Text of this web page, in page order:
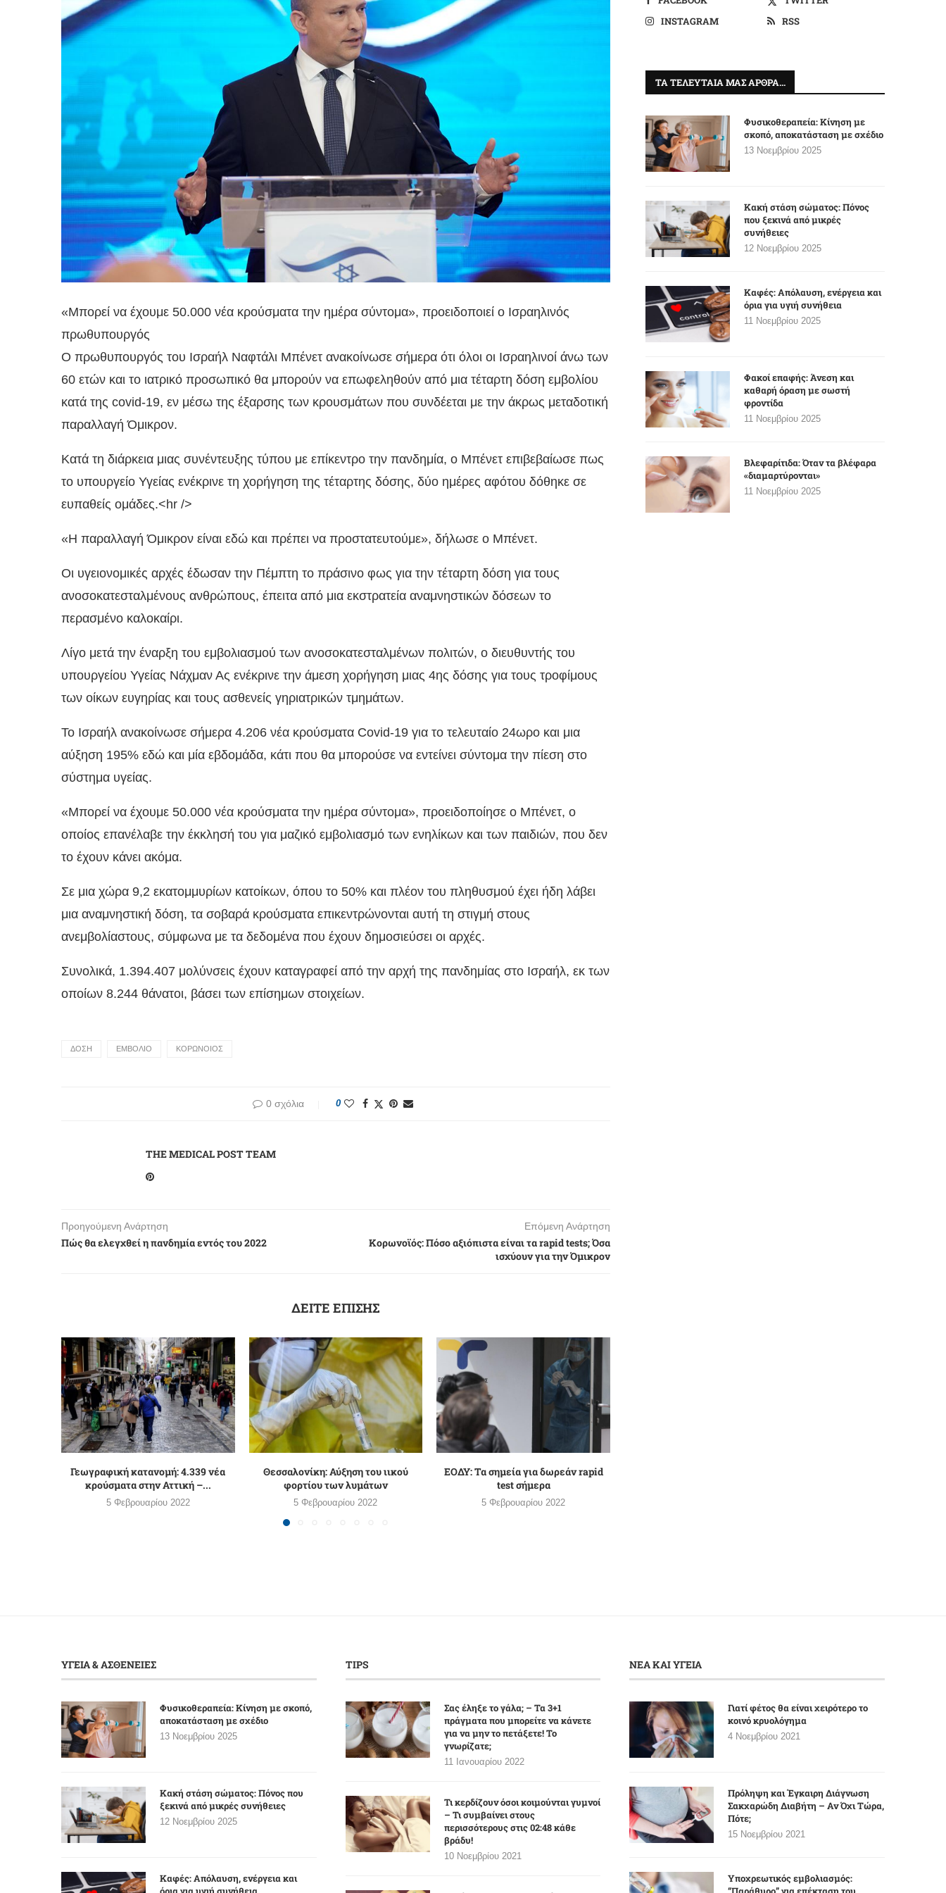
«Μπορεί να έχουμε 50.000 νέα κρούσματα την ημέρα σύντομα», προειδοποιεί ο Ισραηλινός
πρωθυπουργός
Ο πρωθυπουργός του Ισραήλ Ναφτάλι Μπένετ ανακοίνωσε σήμερα ότι όλοι οι Ισραηλινοί άνω των
60 ετών και το ιατρικό προσωπικό θα μπορούν να επωφεληθούν από μια τέταρτη δόση εμβολίου
κατά της covid-19, εν μέσω της έξαρσης των κρουσμάτων που συνδέεται με την άκρως μεταδοτική
παραλλαγή Όμικρον.
Κατά τη διάρκεια μιας συνέντευξης τύπου με επίκεντρο την πανδημία, ο Μπένετ επιβεβαίωσε πως
το υπουργείο Υγείας ενέκρινε τη χορήγηση της τέταρτης δόσης, δύο ημέρες αφότου δόθηκε σε
ευπαθείς ομάδες.<hr />
«Η παραλλαγή Όμικρον είναι εδώ και πρέπει να προστατευτούμε», δήλωσε ο Μπένετ.
Οι υγειονομικές αρχές έδωσαν την Πέμπτη το πράσινο φως για την τέταρτη δόση για τους
ανοσοκατεσταλμένους ανθρώπους, έπειτα από μια εκστρατεία αναμνηστικών δόσεων το
περασμένο καλοκαίρι.
Λίγο μετά την έναρξη του εμβολιασμού των ανοσοκατεσταλμένων πολιτών, ο διευθυντής του
υπουργείου Υγείας Νάχμαν Ας ενέκρινε την άμεση χορήγηση μιας 4ης δόσης για τους τροφίμους
των οίκων ευγηρίας και τους ασθενείς γηριατρικών τμημάτων.
Το Ισραήλ ανακοίνωσε σήμερα 4.206 νέα κρούσματα Covid-19 για το τελευταίο 24ωρο και μια
αύξηση 195% εδώ και μία εβδομάδα, κάτι που θα μπορούσε να εντείνει σύντομα την πίεση στο
σύστημα υγείας.
«Μπορεί να έχουμε 50.000 νέα κρούσματα την ημέρα σύντομα», προειδοποίησε ο Μπένετ, ο
οποίος επανέλαβε την έκκλησή του για μαζικό εμβολιασμό των ενηλίκων και των παιδιών, που δεν
το έχουν κάνει ακόμα.
Σε μια χώρα 9,2 εκατομμυρίων κατοίκων, όπου το 50% και πλέον του πληθυσμού έχει ήδη λάβει
μια αναμνηστική δόση, τα σοβαρά κρούσματα επικεντρώνονται αυτή τη στιγμή στους
ανεμβολίαστους, σύμφωνα με τα δεδομένα που έχουν δημοσιεύσει οι αρχές.
Συνολικά, 1.394.407 μολύνσεις έχουν καταγραφεί από την αρχή της πανδημίας στο Ισραήλ, εκ των
οποίων 8.244 θάνατοι, βάσει των επίσημων στοιχείων.
ΔΟΣΗ ΕΜΒΟΛΙΟ ΚΟΡΩΝΟΙΟΣ
0 σχόλια 0
THE MEDICAL POST TEAM
Προηγούμενη Ανάρτηση
Πώς θα ελεγχθεί η πανδημία εντός του 2022
Επόμενη Ανάρτηση
Κορωνοϊός: Πόσο αξιόπιστα είναι τα rapid tests; Όσα
ισχύουν για την Όμικρον
ΔΕΙΤΕ ΕΠΙΣΗΣ
Γεωγραφική κατανομή: 4.339 νέα
κρούσματα στην Αττική –...
5 Φεβρουαρίου 2022
Θεσσαλονίκη: Αύξηση του ιικού
φορτίου των λυμάτων
5 Φεβρουαρίου 2022
ΕΟΔΥ: Τα σημεία για δωρεάν rapid
test σήμερα
5 Φεβρουαρίου 2022
INSTAGRAM
RSS
ΤΑ ΤΕΛΕΥΤΑΊΑ ΜΑΣ ΆΡΘΡΑ…
Φυσικοθεραπεία: Κίνηση με
σκοπό, αποκατάσταση με σχέδιο
13 Νοεμβρίου 2025
Κακή στάση σώματος: Πόνος
που ξεκινά από μικρές
συνήθειες
12 Νοεμβρίου 2025
Καφές: Απόλαυση, ενέργεια και
όρια για υγιή συνήθεια
11 Νοεμβρίου 2025
Φακοί επαφής: Άνεση και
καθαρή όραση με σωστή
φροντίδα
11 Νοεμβρίου 2025
Βλεφαρίτιδα: Όταν τα βλέφαρα
«διαμαρτύρονται»
11 Νοεμβρίου 2025
ΥΓΕΙΑ & ΑΣΘΕΝΕΙΕΣ
Φυσικοθεραπεία: Κίνηση με σκοπό,
αποκατάσταση με σχέδιο
13 Νοεμβρίου 2025
Κακή στάση σώματος: Πόνος που
ξεκινά από μικρές συνήθειες
12 Νοεμβρίου 2025
Καφές: Απόλαυση, ενέργεια και
TIPS
Σας έληξε το γάλα; – Τα 3+1
πράγματα που μπορείτε να κάνετε
για να μην το πετάξετε! Το
γνωρίζατε;
11 Ιανουαρίου 2022
Τι κερδίζουν όσοι κοιμούνται γυμνοί
– Τι συμβαίνει στους
περισσότερους στις 02:48 κάθε
βράδυ!
10 Νοεμβρίου 2021
ΝΕΑ ΚΑΙ ΥΓΕΙΑ
Γιατί φέτος θα είναι χειρότερο το
κοινό κρυολόγημα
4 Νοεμβρίου 2021
Πρόληψη και Έγκαιρη Διάγνωση
Σακχαρώδη Διαβήτη – Αν Όχι Τώρα,
Πότε;
15 Νοεμβρίου 2021
Υποχρεωτικός εμβολιασμός: